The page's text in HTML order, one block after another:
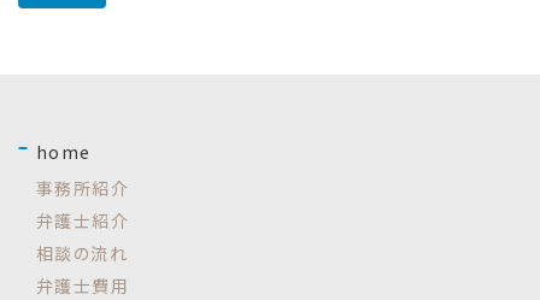
home
事務所紹介
弁護士紹介
相談の流れ
弁護士費用